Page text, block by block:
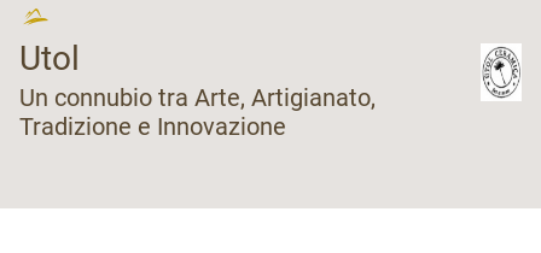
Utol
Un connubio tra Arte, Artigianato,
Tradizione e Innovazione